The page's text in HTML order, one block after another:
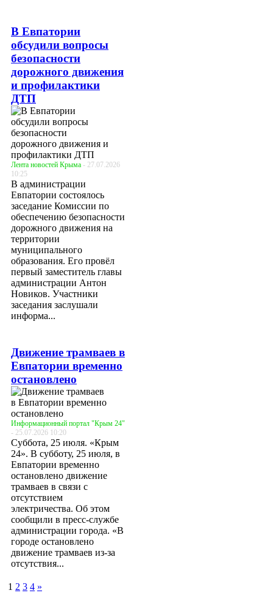
В Евпатории
обсудили вопросы
безопасности
дорожного движения
и профилактики
ДТП
Лента новостей Крыма - 27.07.2026
10:25
В администрации
Евпатории состоялось
заседание Комиссии по
обеспечению безопасности
дорожного движения на
территории
муниципального
образования. Его провёл
первый заместитель главы
администрации Антон
Новиков. Участники
заседания заслушали
информа...
Движение трамваев в
Евпатории временно
остановлено
Информационный портал "Крым 24"
- 25.07.2026 10:20
Суббота, 25 июля. «Крым
24». В субботу, 25 июля, в
Евпатории временно
остановлено движение
трамваев в связи с
отсутствием
электричества. Об этом
сообщили в пресс-службе
администрации города. «В
городе остановлено
движение трамваев из-за
отсутствия...
1 2 3 4 »